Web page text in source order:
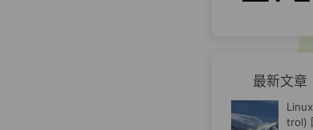
最新文章
trol)